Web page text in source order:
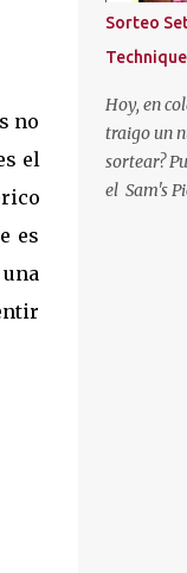
no
el
es
más
y jugar
dejármelo
como ya
pelo es
Entonces
Sorteo
Hoy, en
traigo un
sortear?
el Sam's